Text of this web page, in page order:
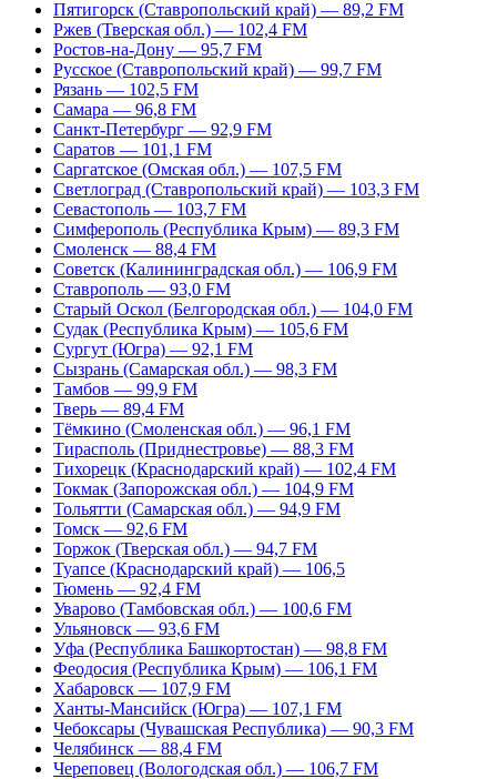
Пятигорск (Ставропольский край) — 89,2 FM
Ржев (Тверская обл.) — 102,4 FM
Ростов-на-Дону — 95,7 FM
Русское (Ставропольский край) — 99,7 FM
Рязань — 102,5 FM
Самара — 96,8 FM
Санкт-Петербург — 92,9 FM
Саратов — 101,1 FM
Саргатское (Омская обл.) — 107,5 FM
Светлоград (Ставропольский край) — 103,3 FM
Севастополь — 103,7 FM
Симферополь (Республика Крым) — 89,3 FM
Смоленск — 88,4 FM
Советск (Калининградская обл.) — 106,9 FM
Ставрополь — 93,0 FM
Старый Оскол (Белгородская обл.) — 104,0 FM
Судак (Республика Крым) — 105,6 FM
Сургут (Югра) — 92,1 FM
Сызрань (Самарская обл.) — 98,3 FM
Тамбов — 99,9 FM
Тверь — 89,4 FM
Тёмкино (Смоленская обл.) — 96,1 FM
Тирасполь (Приднестровье) — 88,3 FM
Тихорецк (Краснодарский край) — 102,4 FM
Токмак (Запорожская обл.) — 104,9 FM
Тольятти (Самарская обл.) — 94,9 FM
Томск — 92,6 FM
Торжок (Тверская обл.) — 94,7 FM
Туапсе (Краснодарский край) — 106,5
Тюмень — 92,4 FM
Уварово (Тамбовская обл.) — 100,6 FM
Ульяновск — 93,6 FM
Уфа (Республика Башкортостан) — 98,8 FM
Феодосия (Республика Крым) — 106,1 FM
Хабаровск — 107,9 FM
Ханты-Мансийск (Югра) — 107,1 FM
Чебоксары (Чувашская Республика) — 90,3 FM
Челябинск — 88,4 FM
Череповец (Вологодская обл.) — 106,7 FM